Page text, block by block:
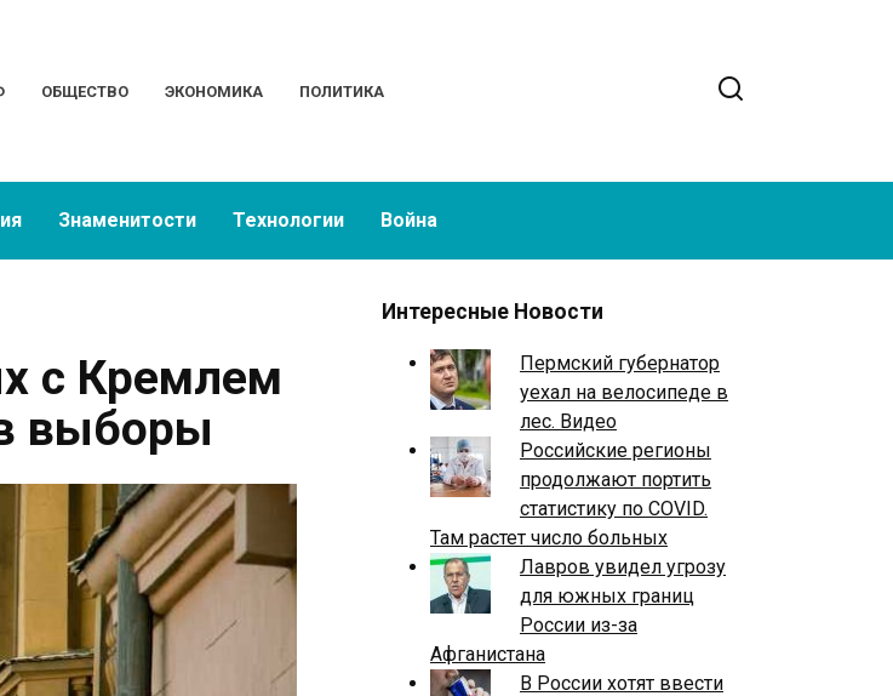
ОБЩЕСТВО ЭКОНОМИКА ПОЛИТИКА
Знаменитости Технологии Война
с Кремлем
выборы
Интересные Новости
Пермский губернатор
уехал на велосипеде в
лес. Видео
Российские регионы
продолжают портить
статистику по COVID.
Там растет число больных
Лавров увидел угрозу
для южных границ
России из-за
Афганистана
В России хотят ввести